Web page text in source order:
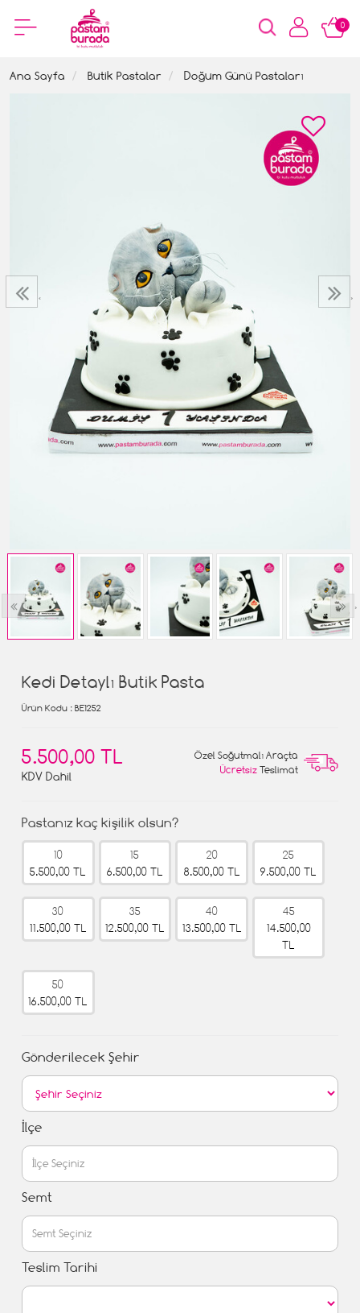
0
Ana Sayfa Butik Pastalar Doğum Günü Pastaları
‹ ›
‹ ›
Kedi Detaylı Butik Pasta
Ürün Kodu : BE1252
5.500,00 TL
KDV Dahil
Özel Soğutmalı Araçta
Ücretsiz Teslimat
Pastanız kaç kişilik olsun?
10
5.500,00 TL
15
6.500,00 TL
20
8.500,00 TL
25
9.500,00 TL
30
11.500,00 TL
35
12.500,00 TL
40
13.500,00 TL
45
14.500,00
TL
50
16.500,00 TL
Gönderilecek Şehir
İlçe
Semt
Teslim Tarihi